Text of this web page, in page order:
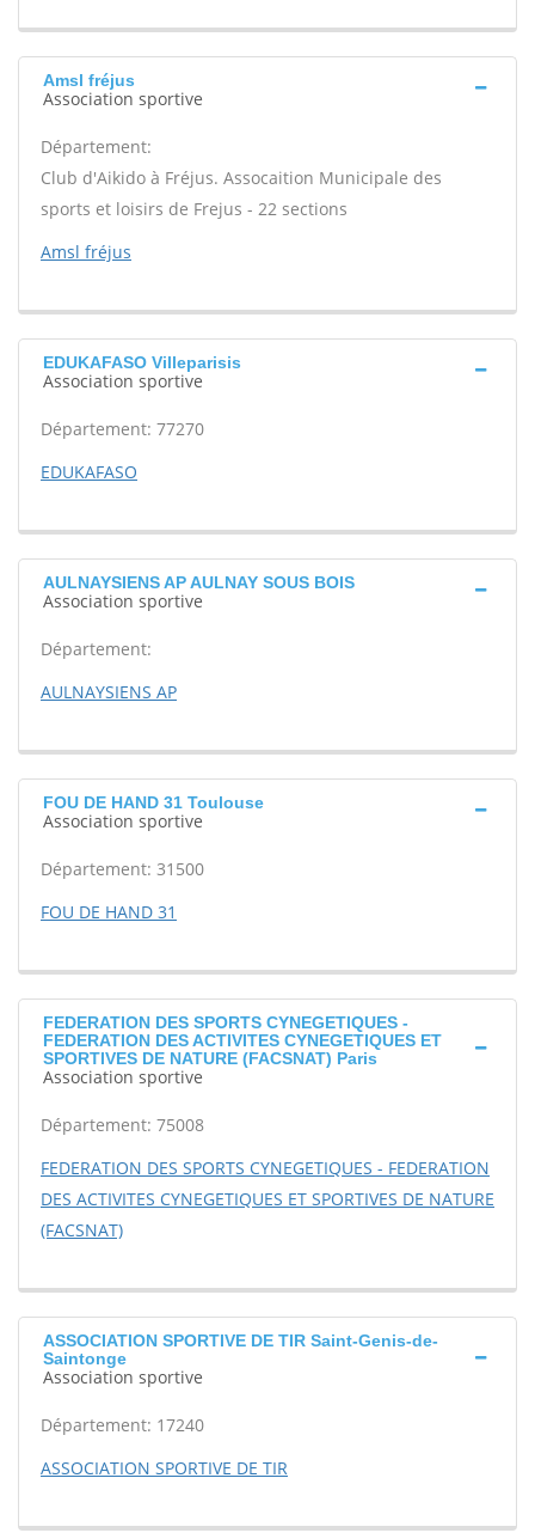
Amsl fréjus
Association sportive
Département:
Club d'Aikido à Fréjus. Assocaition Municipale des
sports et loisirs de Frejus - 22 sections
Amsl fréjus
EDUKAFASO Villeparisis
Association sportive
Département: 77270
EDUKAFASO
AULNAYSIENS AP AULNAY SOUS BOIS
Association sportive
Département:
AULNAYSIENS AP
FOU DE HAND 31 Toulouse
Association sportive
Département: 31500
FOU DE HAND 31
FEDERATION DES SPORTS CYNEGETIQUES -
FEDERATION DES ACTIVITES CYNEGETIQUES ET
SPORTIVES DE NATURE (FACSNAT) Paris
Association sportive
Département: 75008
FEDERATION DES SPORTS CYNEGETIQUES - FEDERATION
DES ACTIVITES CYNEGETIQUES ET SPORTIVES DE NATURE
(FACSNAT)
ASSOCIATION SPORTIVE DE TIR Saint-Genis-de-
Saintonge
Association sportive
Département: 17240
ASSOCIATION SPORTIVE DE TIR